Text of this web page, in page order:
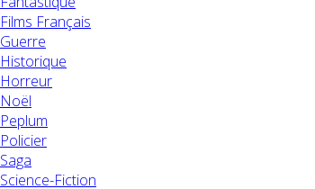
Films Français
Guerre
Historique
Horreur
Noël
Peplum
Policier
Saga
Science-Fiction